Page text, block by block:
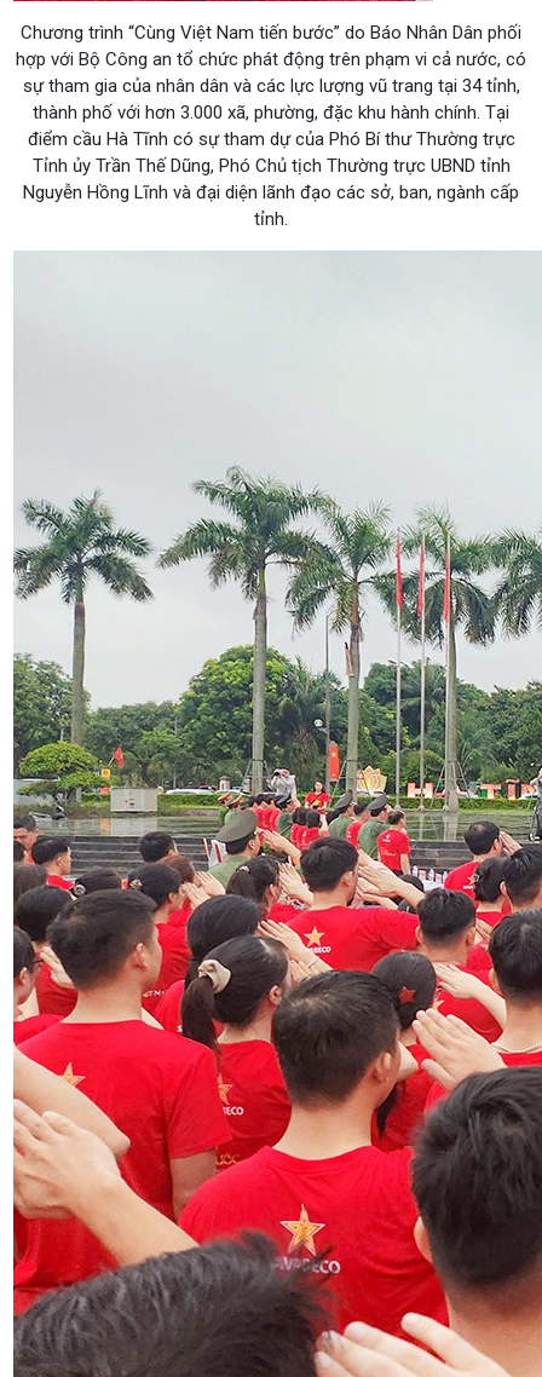
Chương trình “Cùng Việt Nam tiến bước” do Báo Nhân Dân phối
hợp với Bộ Công an tổ chức phát động trên phạm vi cả nước, có
sự tham gia của nhân dân và các lực lượng vũ trang tại 34 tỉnh,
thành phố với hơn 3.000 xã, phường, đặc khu hành chính. Tại
điểm cầu Hà Tĩnh có sự tham dự của Phó Bí thư Thường trực
Tỉnh ủy Trần Thế Dũng, Phó Chủ tịch Thường trực UBND tỉnh
Nguyễn Hồng Lĩnh và đại diện lãnh đạo các sở, ban, ngành cấp
tỉnh.